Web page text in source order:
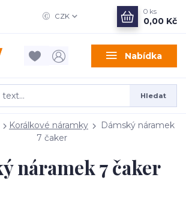
Nabídka
CZK
Hledat
0 ks
0,00 Kč
Korálkové náramky
Dámský náramek
7 čaker
náramek 7 čaker